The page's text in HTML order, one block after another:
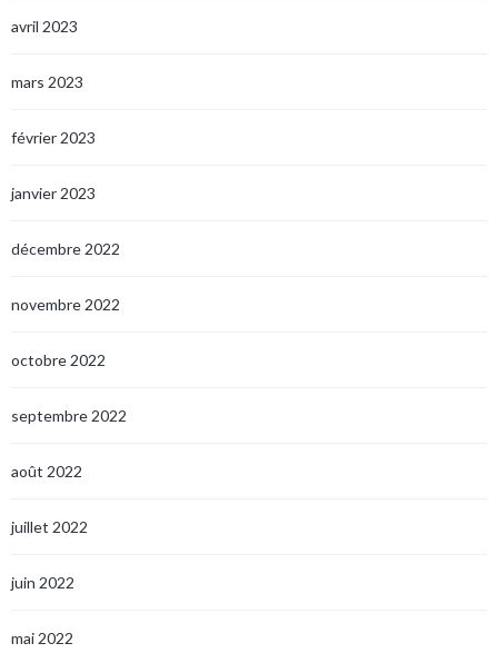
avril 2023
mars 2023
février 2023
janvier 2023
décembre 2022
novembre 2022
octobre 2022
septembre 2022
août 2022
juillet 2022
juin 2022
mai 2022